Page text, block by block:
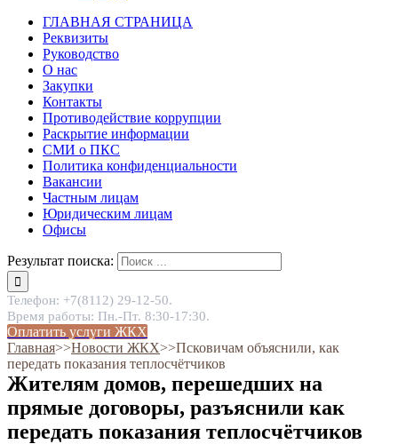
ГЛАВНАЯ СТРАНИЦА
Реквизиты
Руководство
О нас
Закупки
Контакты
Противодействие коррупции
Раскрытие информации
СМИ о ПКС
Политика конфиденциальности
Вакансии
Частным лицам
Юридическим лицам
Офисы
Результат поиска:
Телефон: +7(8112) 29-12-50.
Время работы: Пн.-Пт. 8:30-17:30.
Оплатить услуги ЖКХ
Главная˃˃Новости ЖКХ˃˃Псковичам объяснили, как
передать показания теплосчётчиков
Жителям домов, перешедших на
прямые договоры, разъяснили как
передать показания теплосчётчиков